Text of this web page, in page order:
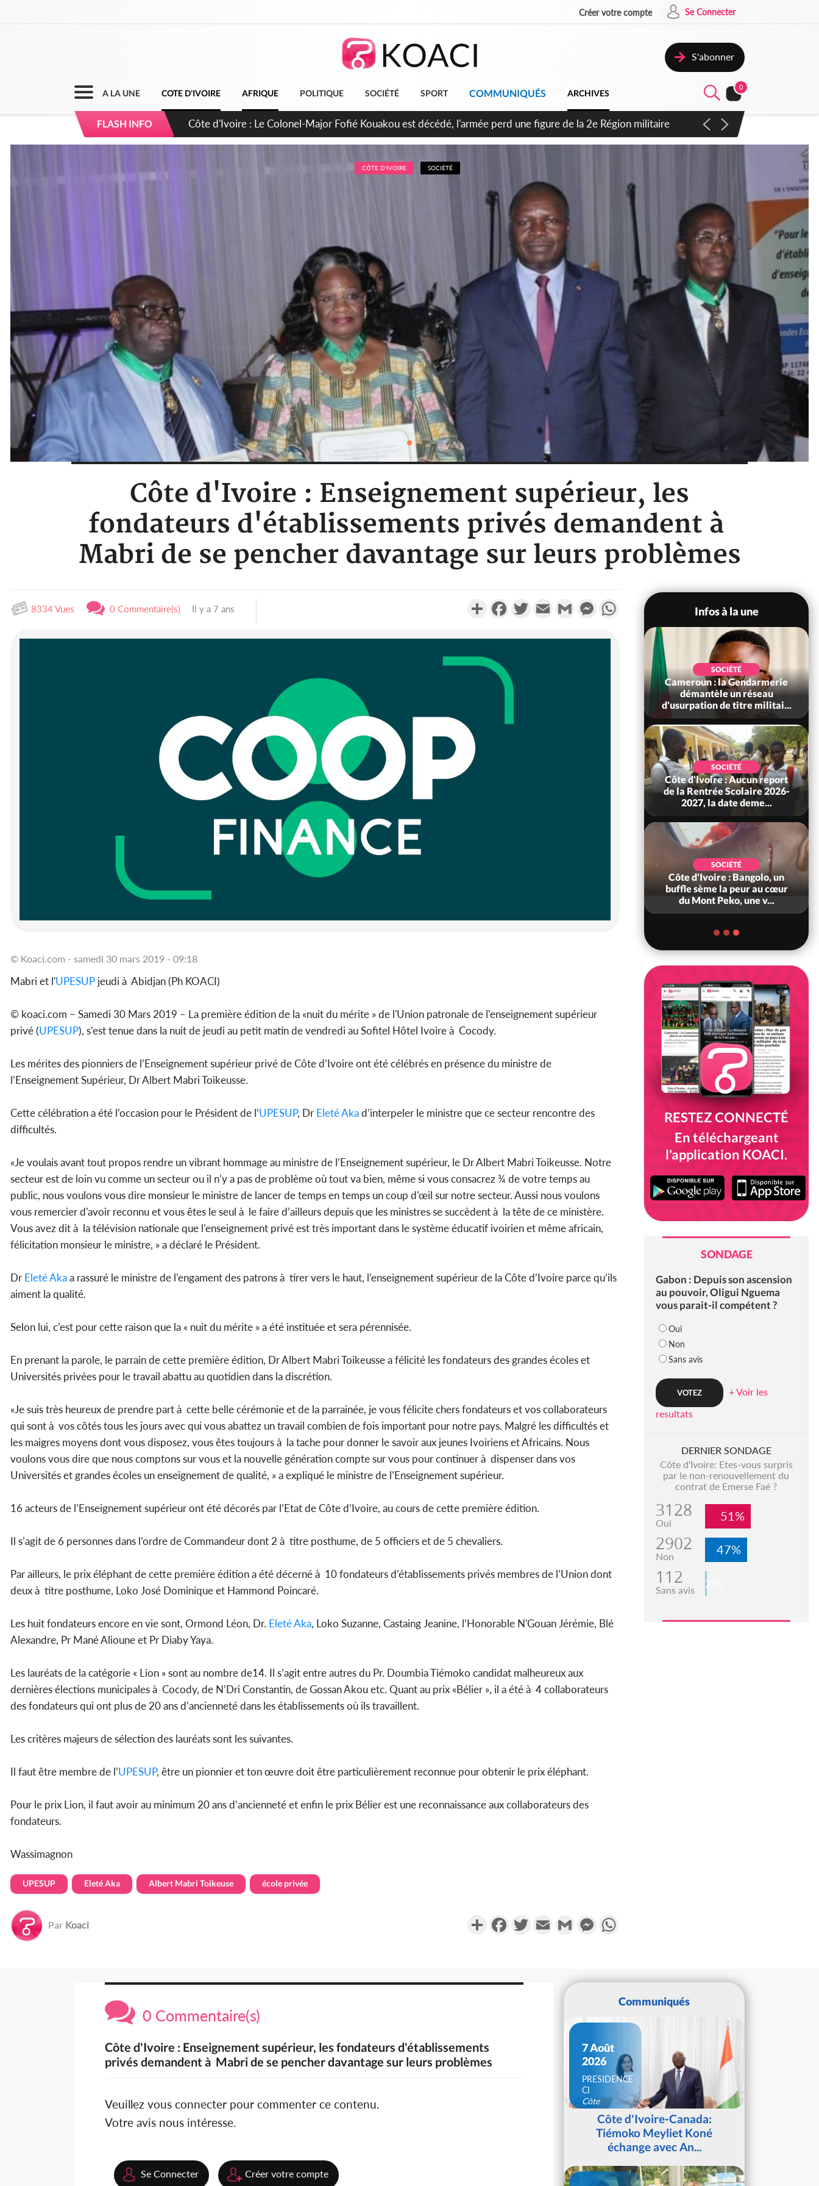
Créer votre compte Se Connecter
S'abonner
A LA UNE COTE D'IVOIRE AFRIQUE POLITIQUE SOCIÉTÉ SPORT COMMUNIQUÉS ARCHIVES
0
FLASH INFO Côte d'Ivoire : Le Colonel-Major Fofié Kouakou est décédé, l'armée perd une figure de la 2e Région militaire
CÔTE D'IVOIRE SOCIÉTÉ
Côte d'Ivoire : Enseignement supérieur, les
fondateurs d'établissements privés demandent à
Mabri de se pencher davantage sur leurs problèmes
8334 Vues 0 Commentaire(s) Il y a 7 ans PartagerFacebookTwitterEmail Gmail MessengerWhatsApp
© Koaci.com - samedi 30 mars 2019 - 09:18
Mabri et l'UPESUP jeudi à Abidjan (Ph KOACI)
© koaci.com – Samedi 30 Mars 2019 – La première édition de la «nuit du mérite » de l'Union patronale de l'enseignement supérieur
privé (UPESUP), s’est tenue dans la nuit de jeudi au petit matin de vendredi au Sofitel Hôtel Ivoire à Cocody.
Les mérites des pionniers de l’Enseignement supérieur privé de Côte d’Ivoire ont été célébrés en présence du ministre de
l’Enseignement Supérieur, Dr Albert Mabri Toikeusse.
Cette célébration a été l’occasion pour le Président de l’UPESUP, Dr Eleté Akad’interpeler le ministre que ce secteur rencontre des
difficultés.
«Je voulais avant tout propos rendre un vibrant hommage au ministre de l’Enseignement supérieur, le Dr Albert Mabri Toikeusse. Notre
secteur est de loin vu comme un secteur ou il n’y a pas de problème où tout va bien, même si vous consacrez ¾ de votre temps au
public, nous voulons vous dire monsieur le ministre de lancer de temps en temps un coup d’œil sur notre secteur. Aussi nous voulons
vous remercier d'avoir reconnu et vous êtes le seul à le faire d’ailleurs depuis que les ministres se succèdent à la tête de ce ministère.
Vous avez dit à la télévision nationale que l’enseignement privé est très important dans le système éducatif ivoirien et même africain,
félicitation monsieur le ministre, » a déclaré le Président.
Dr Eleté Akaa rassuré le ministre de l’engament des patrons à tirer vers le haut, l’enseignement supérieur de la Côte d’Ivoire parce qu’ils
aiment la qualité.
Selon lui, c’est pour cette raison que la « nuit du mérite » a été instituée et sera pérennisée.
En prenant la parole, le parrain de cette première édition, Dr Albert Mabri Toikeusse a félicité les fondateurs des grandes écoles et
Universités privées pour le travail abattu au quotidien dans la discrétion.
«Je suis très heureux de prendre part à cette belle cérémonie et de la parrainée, je vous félicite chers fondateurs et vos collaborateurs
qui sont à vos côtés tous les jours avec qui vous abattez un travail combien de fois important pour notre pays. Malgré les difficultés et
les maigres moyens dont vous disposez, vous êtes toujours à la tache pour donner le savoir aux jeunes Ivoiriens et Africains. Nous
voulons vous dire que nous comptons sur vous et la nouvelle génération compte sur vous pour continuer à dispenser dans vos
Universités et grandes écoles un enseignement de qualité, » a expliqué le ministre de l’Enseignement supérieur.
16 acteurs de l’Enseignement supérieur ont été décorés par l’Etat de Côte d’Ivoire, au cours de cette première édition.
Il s’agit de 6 personnes dans l’ordre de Commandeur dont 2 à titre posthume, de 5 officiers et de 5 chevaliers.
Par ailleurs, le prix éléphant de cette première édition a été décerné à 10 fondateurs d’établissements privés membres de l’Union dont
deux à titre posthume, Loko José Dominique et Hammond Poincaré.
Les huit fondateurs encore en vie sont, Ormond Léon, Dr. Eleté Aka, Loko Suzanne, Castaing Jeanine, l’Honorable N'Gouan Jérémie, Blé
Alexandre, Pr Mané Alioune et Pr Diaby Yaya.
Les lauréats de la catégorie « Lion » sont au nombre de14. Il s’agit entre autres du Pr. Doumbia Tiémoko candidat malheureux aux
dernières élections municipales à Cocody, de N’Dri Constantin, de Gossan Akou etc. Quant au prix «Bélier », il a été à 4 collaborateurs
des fondateurs qui ont plus de 20 ans d’ancienneté dans les établissements où ils travaillent.
Les critères majeurs de sélection des lauréats sont les suivantes.
Il faut être membre de l’UPESUP, être un pionnier et ton œuvre doit être particulièrement reconnue pour obtenir le prix éléphant.
Pour le prix Lion, il faut avoir au minimum 20 ans d’ancienneté et enfin le prix Bélier est une reconnaissance aux collaborateurs des
fondateurs.
Wassimagnon
UPESUP Eleté Aka Albert Mabri Toikeuse école privée
Par Koaci PartagerFacebookTwitterEmail Gmail Messenger
Infos à la une
Côte d'Ivoire : L'armée en
deuil, décès du colonel-major
Fofié Kouakou Mart...
SOCIÉTÉ
Côte d'Ivoire : Comment
Stéphane Kipré a occupé la
jeunesse de Gboguhé pend...
SOCIÉTÉ
Côte d'Ivoire : Gôh, Abel
l'électricité arrive à Abedeni,
SOCIÉTÉ
Cameroun : la Gendarmerie
démantèle un réseau
d'usurpation de titre militai...
SOCIÉTÉ
Côte d'Ivoire : Aucun report
de la Rentrée Scolaire 2026-
2027, la date deme...
SOCIÉTÉ
Côte d'Ivoire : Bangolo, un
buffle sème la peur au cœur
du Mont Peko, une v...
RESTEZ CONNECTÉ
En téléchargeant
l'application KOACI.
SONDAGE
Gabon : Depuis son ascension
au pouvoir, Oligui Nguema
vous parait-il compétent ?
Oui
Non
Sans avis
+ Voir les
resultats
DERNIER SONDAGE
Côte d'Ivoire: Etes-vous surpris
par le non-renouvellement du
contrat de Emerse Faé ?
3128
Oui 51%
2902
Non 47%
112
Sans avis 2%
0 Commentaire(s)
Côte d'Ivoire : Enseignement supérieur, les fondateurs d'établissements
privés demandent à Mabri de se pencher davantage sur leurs problèmes
Veuillez vous connecter pour commenter ce contenu.
Votre avis nous intéresse.
Se Connecter Créer votre compte
Communiqués
7 Août
2026
PRESIDENCE
CI
Côte
d'IvoireCôte d'Ivoire-Canada:
Tiémoko Meyliet Koné
échange avec An...